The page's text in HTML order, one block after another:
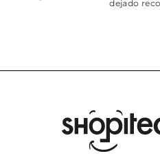
dejado